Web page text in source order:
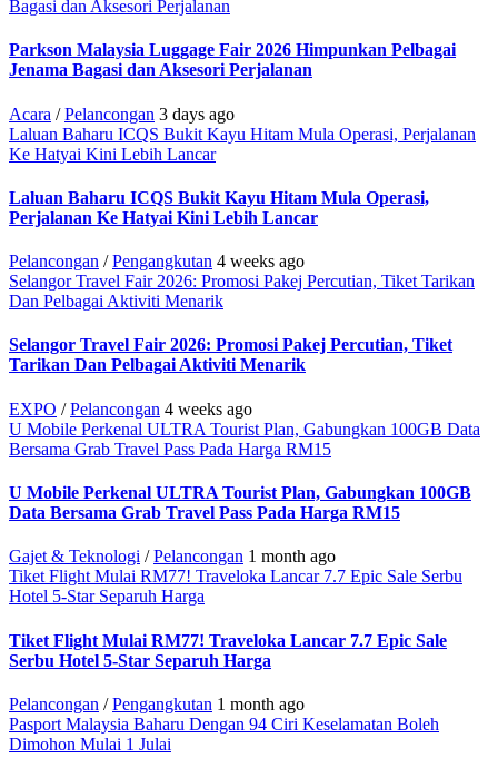
Bagasi dan Aksesori Perjalanan
Parkson Malaysia Luggage Fair 2026 Himpunkan Pelbagai
Jenama Bagasi dan Aksesori Perjalanan
Acara /Pelancongan 3 days ago
Laluan Baharu ICQS Bukit Kayu Hitam Mula Operasi, Perjalanan
Ke Hatyai Kini Lebih Lancar
Laluan Baharu ICQS Bukit Kayu Hitam Mula Operasi,
Perjalanan Ke Hatyai Kini Lebih Lancar
Pelancongan /Pengangkutan 4 weeks ago
Selangor Travel Fair 2026: Promosi Pakej Percutian, Tiket Tarikan
Dan Pelbagai Aktiviti Menarik
Selangor Travel Fair 2026: Promosi Pakej Percutian, Tiket
Tarikan Dan Pelbagai Aktiviti Menarik
EXPO /Pelancongan 4 weeks ago
U Mobile Perkenal ULTRA Tourist Plan, Gabungkan 100GB Data
Bersama Grab Travel Pass Pada Harga RM15
U Mobile Perkenal ULTRA Tourist Plan, Gabungkan 100GB
Data Bersama Grab Travel Pass Pada Harga RM15
Gajet & Teknologi /Pelancongan 1 month ago
Tiket Flight Mulai RM77! Traveloka Lancar 7.7 Epic Sale Serbu
Hotel 5-Star Separuh Harga
Tiket Flight Mulai RM77! Traveloka Lancar 7.7 Epic Sale
Serbu Hotel 5-Star Separuh Harga
Pelancongan /Pengangkutan 1 month ago
Pasport Malaysia Baharu Dengan 94 Ciri Keselamatan Boleh
Dimohon Mulai 1 Julai